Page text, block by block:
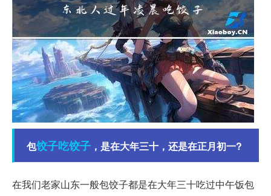
包饺子吃饺子 ，是在大年三十，还是在正月初一?
在我们老家山东一般包饺子都是在大年三十吃过中午饭包